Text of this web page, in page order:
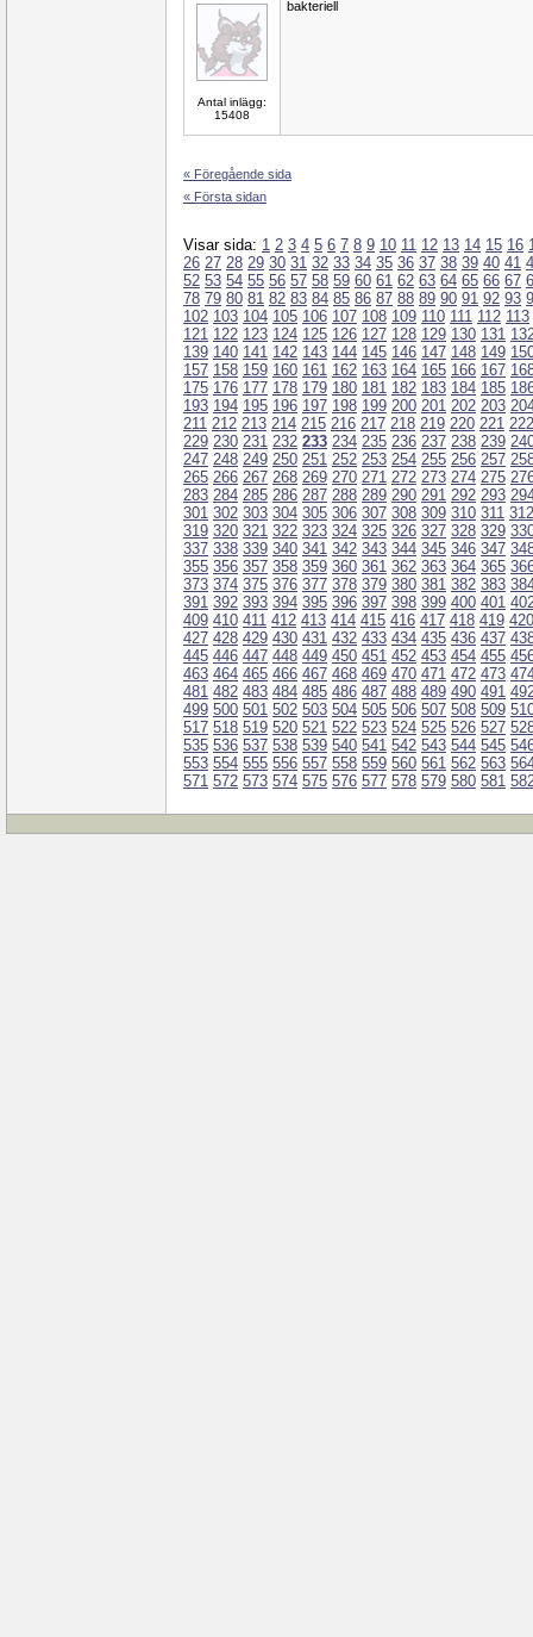
Antal inlägg:
15408
bakteriell
« Föregående sida
« Första sidan
Visar sida: 1 2 3 4 5 6 7 8 9 10 11 12 13 14 15 16
26 27 28 29 30 31 32 33 34 35 36 37 38 39 40 41
52 53 54 55 56 57 58 59 60 61 62 63 64 65 66 67
78 79 80 81 82 83 84 85 86 87 88 89 90 91 92 93
102 103 104 105 106 107 108 109 110 111 112 113
121 122 123 124 125 126 127 128 129 130 131
139 140 141 142 143 144 145 146 147 148 149
157 158 159 160 161 162 163 164 165 166 167
175 176 177 178 179 180 181 182 183 184 185
193 194 195 196 197 198 199 200 201 202 203
211 212 213 214 215 216 217 218 219 220 221 222
229 230 231 232 233 234 235 236 237 238 239
247 248 249 250 251 252 253 254 255 256 257
265 266 267 268 269 270 271 272 273 274 275
283 284 285 286 287 288 289 290 291 292 293
301 302 303 304 305 306 307 308 309 310 311 312
319 320 321 322 323 324 325 326 327 328 329
337 338 339 340 341 342 343 344 345 346 347
355 356 357 358 359 360 361 362 363 364 365
373 374 375 376 377 378 379 380 381 382 383
391 392 393 394 395 396 397 398 399 400 401
409 410 411 412 413 414 415 416 417 418 419 420
427 428 429 430 431 432 433 434 435 436 437
445 446 447 448 449 450 451 452 453 454 455
463 464 465 466 467 468 469 470 471 472 473
481 482 483 484 485 486 487 488 489 490 491
499 500 501 502 503 504 505 506 507 508 509
517 518 519 520 521 522 523 524 525 526 527
535 536 537 538 539 540 541 542 543 544 545
553 554 555 556 557 558 559 560 561 562 563
571 572 573 574 575 576 577 578 579 580 581